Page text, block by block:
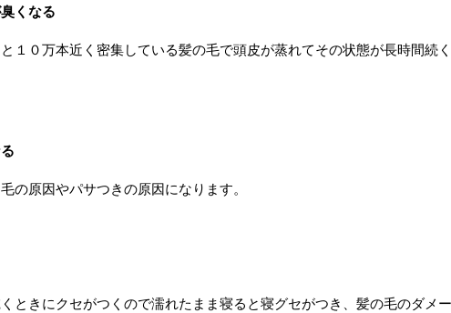
くなる
１０万本近く密集している髪の毛で頭皮が蒸れてその状態が長時間続
の原因やパサつきの原因になります。
ときにクセがつくので濡れたまま寝ると寝グセがつき、髪の毛のダメ